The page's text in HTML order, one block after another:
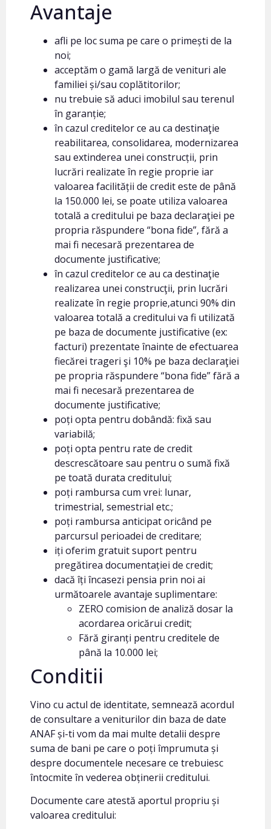
Avantaje
afli pe loc suma pe care o primești de la
noi;
acceptăm o gamă largă de venituri ale
familiei și/sau coplătitorilor;
nu trebuie să aduci imobilul sau terenul
în garanție;
în cazul creditelor ce au ca destinaţie
reabilitarea, consolidarea, modernizarea
sau extinderea unei construcții, prin
lucrări realizate în regie proprie iar
valoarea facilității de credit este de până
la 150.000 lei, se poate utiliza valoarea
totală a creditului pe baza declaraţiei pe
propria răspundere “bona fide”, fără a
mai fi necesară prezentarea de
documente justificative;
în cazul creditelor ce au ca destinaţie
realizarea unei construcţii, prin lucrări
realizate în regie proprie,atunci 90% din
valoarea totală a creditului va fi utilizată
pe baza de documente justificative (ex:
facturi) prezentate înainte de efectuarea
fiecărei trageri şi 10% pe baza declaraţiei
pe propria răspundere “bona fide” fără a
mai fi necesară prezentarea de
documente justificative;
poți opta pentru dobândă: fixă sau
variabilă;
poți opta pentru rate de credit
descrescătoare sau pentru o sumă fixă
pe toată durata creditului;
poți rambursa cum vrei: lunar,
trimestrial, semestrial etc.;
poți rambursa anticipat oricând pe
parcursul perioadei de creditare;
iți oferim gratuit suport pentru
pregătirea documentației de credit;
dacă îți încasezi pensia prin noi ai
următoarele avantaje suplimentare:
ZERO comision de analiză dosar la
acordarea oricărui credit;
Fără giranți pentru creditele de
până la 10.000 lei;
Conditii
Vino cu actul de identitate, semnează acordul
de consultare a veniturilor din baza de date
ANAF și-ti vom da mai multe detalii despre
suma de bani pe care o poți împrumuta și
despre documentele necesare ce trebuiesc
întocmite în vederea obținerii creditului.
Documente care atestă aportul propriu și
valoarea creditului: